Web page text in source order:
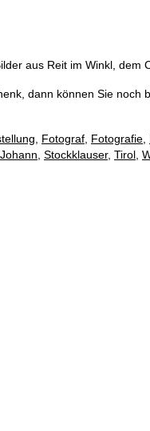
aus Reit im Winkl, dem
dann können Sie
, Fotograf, Fotografie,
, Stockklauser, Tirol,